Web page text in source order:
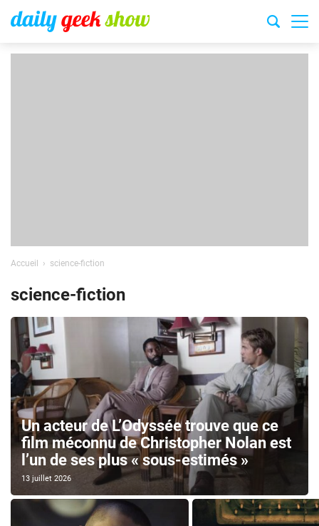
Accueil science-fiction
science-fiction
Un acteur de L’Odyssée trouve que ce
film méconnu de Christopher Nolan est
l’un de ses plus « sous-estimés »
13 juillet 2026